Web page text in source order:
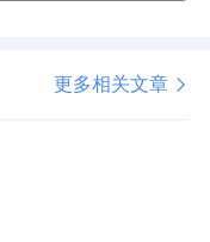
更多相关文章